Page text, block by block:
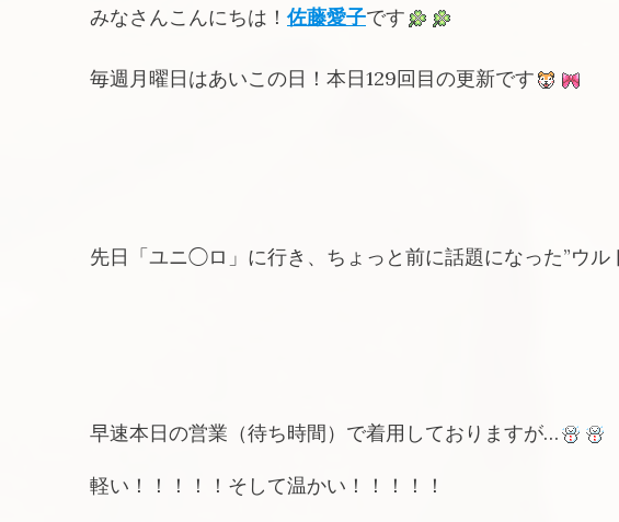
みなさんこんにちは！佐藤愛子です
毎週月曜日はあいこの日！本日129回目の更新です
先日「ユニ◯ロ」に行き、ちょっと前に話題になった”ウル
早速本日の営業（待ち時間）で着用しておりますが…
軽い！！！！！そして温かい！！！！！